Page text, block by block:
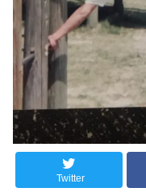
Twitter